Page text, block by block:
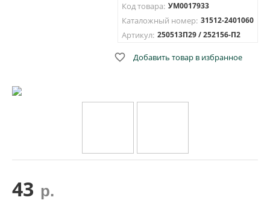
Код товара: УМ0017933
Каталожный номер: 31512-2401060
Артикул: 250513П29 / 252156-П2
 Добавить товар в избранное
43 р.